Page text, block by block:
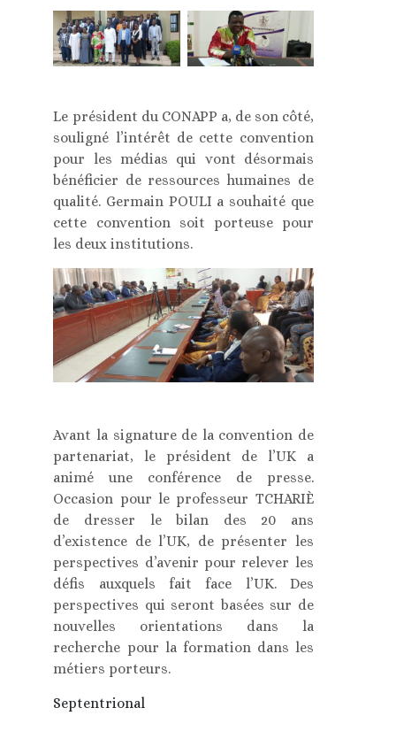
Le président du CONAPP a, de son côté,
souligné l’intérêt de cette convention
pour les médias qui vont désormais
bénéficier de ressources humaines de
qualité. Germain POULI a souhaité que
cette convention soit porteuse pour
les deux institutions.
Avant la signature de la convention de
partenariat, le président de l’UK a
animé une conférence de presse.
Occasion pour le professeur TCHARIÈ
de dresser le bilan des 20 ans
d’existence de l’UK, de présenter les
perspectives d’avenir pour relever les
défis auxquels fait face l’UK. Des
perspectives qui seront basées sur de
nouvelles orientations dans la
recherche pour la formation dans les
métiers porteurs.
Septentrional